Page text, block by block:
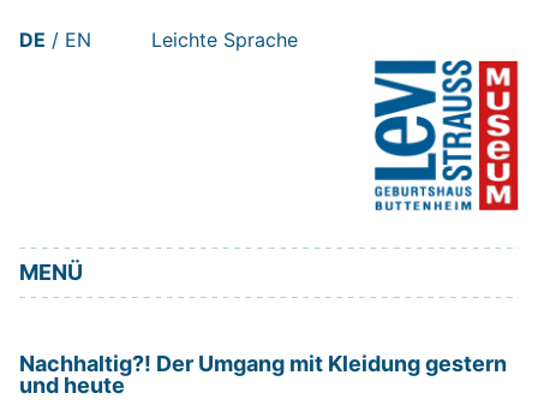
Zum
Inhalt
DE EN Leichte Sprache
MENÜ
Nachhaltig?! Der Umgang mit Kleidung gestern
und heute